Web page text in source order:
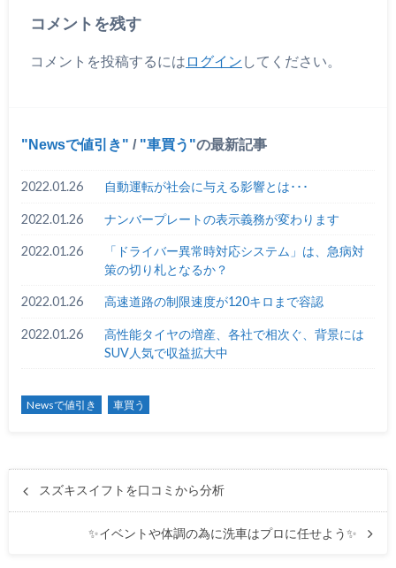
コメントを残す
コメントを投稿するには ログイン してください。
Newsで値引き / 車買う の最新記事
2022.01.26 自動運転が社会に与える影響とは･･･
2022.01.26 ナンバープレートの表示義務が変わります
2022.01.26
「ドライバー異常時対応システム」は、急病対
策の切り札となるか？
2022.01.26 高速道路の制限速度が120キロまで容認
2022.01.26
高性能タイヤの増産、各社で相次ぐ、背景には
SUV人気で収益拡大中
Newsで値引き 車買う
スズキスイフトを口コミから分析
✨イベントや体調の為に洗車はプロに任せよう✨